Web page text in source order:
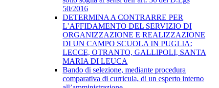
50/2016
DETERMINA A CONTRARRE PER
L’AFFIDAMENTO DEL SERVIZIO DI
ORGANIZZAZIONE E REALIZZAZIONE
DI UN CAMPO SCUOLA IN PUGLIA:
LECCE, OTRANTO, GALLIPOLI, SANTA
MARIA DI LEUCA
Bando di selezione, mediante procedura
comparativa di curricula, di un esperto interno